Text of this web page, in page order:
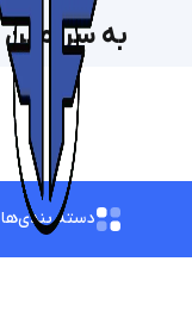
به سرزمین
دسته بندی‌ها